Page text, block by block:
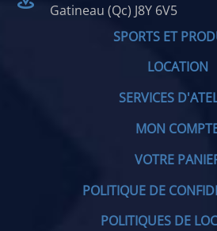
Gatineau (Qc) J8Y 6V5
SPORTS ET
LOCATION
SERVICES
MON
VOTRE
POLITIQUE DE
POLITIQUES DE